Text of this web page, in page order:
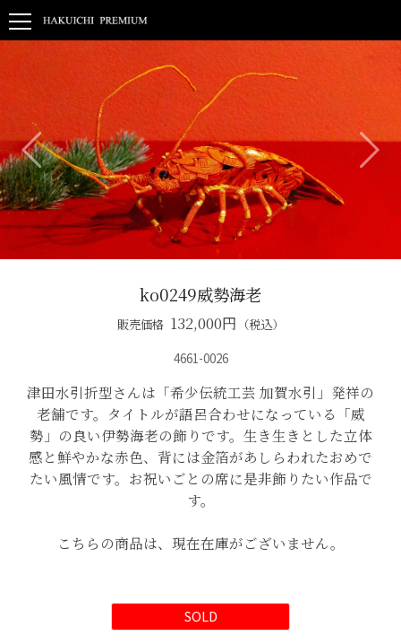
ko0249威勢海老
販売価格 132,000円 （税込）
4661-0026
津田水引折型さんは「希少伝統工芸 加賀水引」発祥の
老舗です。タイトルが語呂合わせになっている「威
勢」の良い伊勢海老の飾りです。生き生きとした立体
感と鮮やかな赤色、背には金箔があしらわれたおめで
たい風情です。お祝いごとの席に是非飾りたい作品で
す。
こちらの商品は、現在在庫がございません。
SOLD